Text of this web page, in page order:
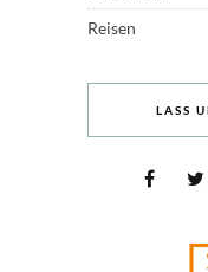
Reisen
LASS